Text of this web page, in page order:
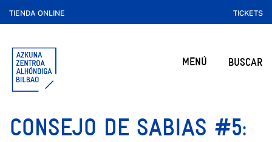
TIENDA ONLINE TICKETS
MENÚ BUSCAR
CONSEJO DE SABIAS #5: